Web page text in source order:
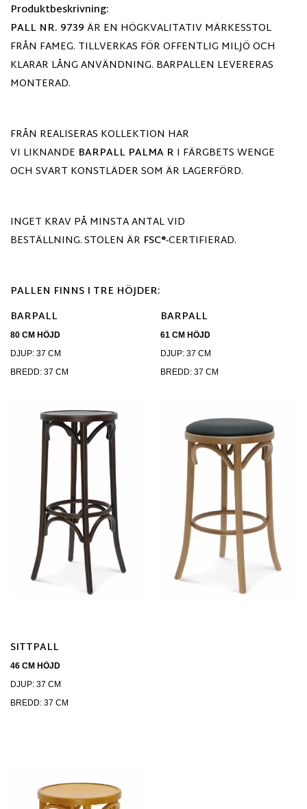
Produktbeskrivning:
PALL NR. 9739ÄR EN HÖGKVALITATIV MÄRKESSTOL
FRÅN FAMEG. TILLVERKAS FÖR OFFENTLIG MILJÖ OCH
KLARAR LÅNG ANVÄNDNING. BARPALLEN LEVERERAS
MONTERAD.
FRÅN REALISERAS KOLLEKTION HAR
VI LIKNANDE BARPALL PALMA R I FÄRGBETS WENGE
OCH SVART KONSTLÄDER SOM ÄR LAGERFÖRD.
INGET KRAV PÅ MINSTA ANTAL VID
BESTÄLLNING.STOLEN ÄR FSC®-CERTIFIERAD.
PALLEN FINNS I TRE HÖJDER:
BARPALL
80 CM HÖJD
DJUP: 37 CM
BREDD: 37 CM
BARPALL
61 CM HÖJD
DJUP: 37 CM
BREDD: 37 CM
SITTPALL
46 CM HÖJD
DJUP: 37 CM
BREDD: 37 CM